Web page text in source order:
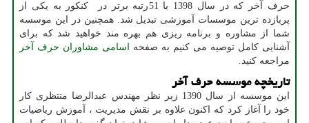
حرف آخر که در سال 1398 با 51رتبه برتر در کنکور به یکی از
پربازده ترین موسسات آموزشی تبدیل شد. همچنین در این موسسه
شما از مشاوره و برنامه ریزی هم بهره مند خواهید شد که برای
آشنایی کامل توصیه می کنیم به صفحه
اسامی مشاوران حرف آخر
مراجعه کنید.
تاریخچه موسسه حرف آخر
این موسسه از سال 1390 زیر نظر مهندس عبدالرضا منتظری کار
خود را آغاز کرد که اکنون علاوه بر نقش مدیریت ، آموزش ریاضیات